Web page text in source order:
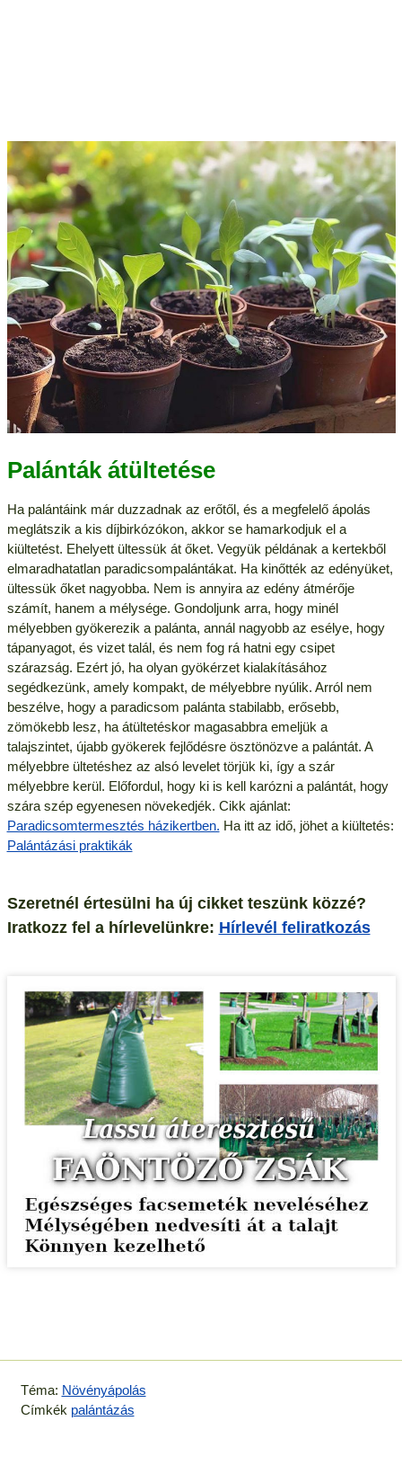
Palánták átültetése
Ha palántáink már duzzadnak az erőtől, és a megfelelő ápolás
meglátszik a kis díjbirkózókon, akkor se hamarkodjuk el a
kiültetést. Ehelyett ültessük át őket. Vegyük példának a kertekből
elmaradhatatlan paradicsompalántákat. Ha kinőtték az edényüket,
ültessük őket nagyobba. Nem is annyira az edény átmérője
számít, hanem a mélysége. Gondoljunk arra, hogy minél
mélyebben gyökerezik a palánta, annál nagyobb az esélye, hogy
tápanyagot, és vizet talál, és nem fog rá hatni egy csipet
szárazság. Ezért jó, ha olyan gyökérzet kialakításához
segédkezünk, amely kompakt, de mélyebbre nyúlik. Arról nem
beszélve, hogy a paradicsom palánta stabilabb, erősebb,
zömökebb lesz, ha átültetéskor magasabbra emeljük a
talajszintet, újabb gyökerek fejlődésre ösztönözve a palántát. A
mélyebbre ültetéshez az alsó levelet törjük ki, így a szár
mélyebbre kerül. Előfordul, hogy ki is kell karózni a palántát, hogy
szára szép egyenesen növekedjék. Cikk ajánlat:
Paradicsomtermesztés házikertben. Ha itt az idő, jöhet a kiültetés:
Palántázási praktikák
Szeretnél értesülni ha új cikket teszünk közzé?
Iratkozz fel a hírlevelünkre: Hírlevél feliratkozás
Téma: Növényápolás
Címkék palántázás